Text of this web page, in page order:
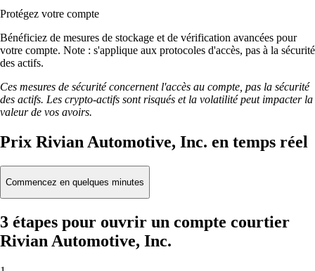
Protégez votre compte
Bénéficiez de mesures de stockage et de vérification avancées pour
votre compte. Note : s'applique aux protocoles d'accès, pas à la sécurité
des actifs.
Ces mesures de sécurité concernent l'accès au compte, pas la sécurité
des actifs. Les crypto-actifs sont risqués et la volatilité peut impacter la
valeur de vos avoirs.
Prix Rivian Automotive, Inc. en temps réel
Commencez en quelques minutes
3 étapes pour ouvrir un compte courtier
Rivian Automotive, Inc.